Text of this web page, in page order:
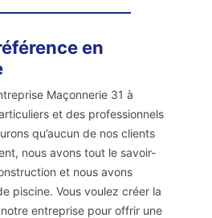
en
Maçonnerie 31 à
et des professionnels
qu’aucun de nos clients
nous avons tout le savoir-
et nous avons
piscine. Vous voulez créer la
entreprise pour offrir une